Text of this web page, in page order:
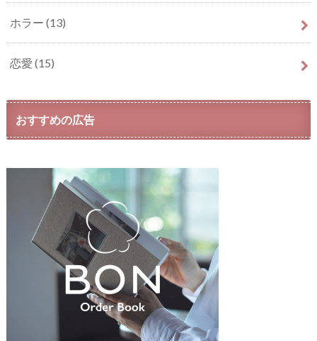
ホラー (13)
恋愛 (15)
おすすめの広告